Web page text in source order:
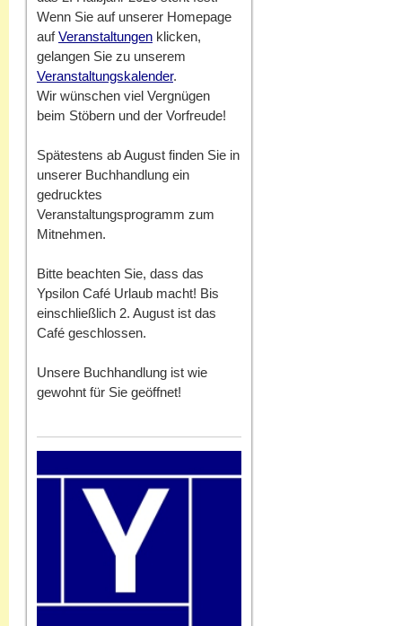
Wenn Sie auf unserer Homepage
aufVeranstaltungen klicken,
gelangen Sie zu unserem
Veranstaltungskalender.
Wir wünschen viel Vergnügen
beim Stöbern und der Vorfreude!
Spätestens ab August finden Sie in
unserer Buchhandlung ein
gedrucktes
Veranstaltungsprogramm zum
Mitnehmen.
Bitte beachten Sie, dass das
Ypsilon Café Urlaub macht! Bis
einschließlich 2. August ist das
Café geschlossen.
Unsere Buchhandlung ist wie
gewohnt für Sie geöffnet!